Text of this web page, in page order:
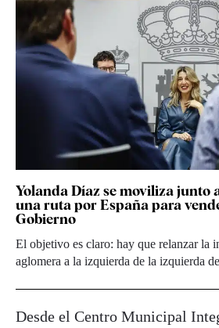
Yolanda Díaz se moviliza junto
una ruta por España para
Gobierno
El objetivo es claro: hay que relanzar la
aglomera a la izquierda de la izquierda
Desde el Centro Municipal